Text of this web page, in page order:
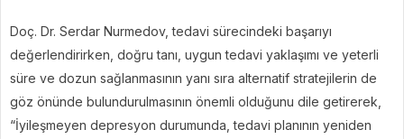
Doç. Dr. Serdar Nurmedov, tedavi sürecindeki başarıyı
değerlendirirken, doğru tanı, uygun tedavi yaklaşımı ve yeterli
süre ve dozun sağlanmasının yanı sıra alternatif stratejilerin de
göz önünde bulundurulmasının önemli olduğunu dile getirerek,
“İyileşmeyen depresyon durumunda, tedavi planının yeniden